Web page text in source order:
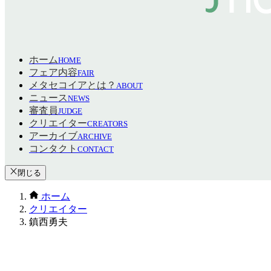
ホームHOME
フェア内容FAIR
メタセコイアとは？ ABOUT
ニュースNEWS
審査員JUDGE
クリエイターCREATORS
アーカイブARCHIVE
コンタクト CONTACT
閉じる
ホーム
クリエイター
鎮西勇夫